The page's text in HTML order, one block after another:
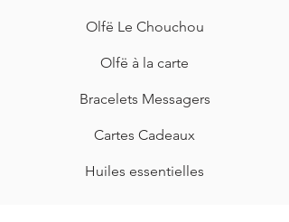
Olfë Le Chouchou
Olfë à la carte
Bracelets Messagers
Cartes Cadeaux
Huiles essentielles